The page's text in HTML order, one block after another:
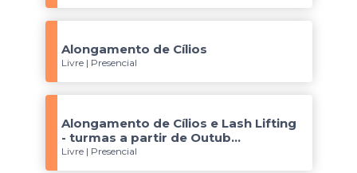
Alongamento de Cílios
Livre | Presencial
Alongamento de Cílios e Lash Lifting
- turmas a partir de Outub...
Livre | Presencial